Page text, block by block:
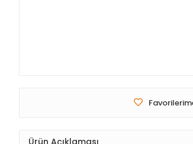
Ürün Açıklaması